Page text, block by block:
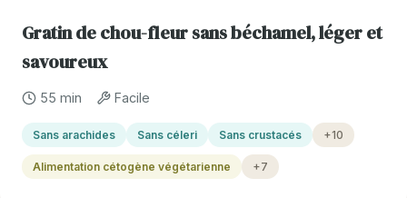
Gratin de chou-fleur sans béchamel, léger et
savoureux
55 min Facile
Sans arachides Sans céleri Sans crustacés +10
Alimentation cétogène végétarienne +7